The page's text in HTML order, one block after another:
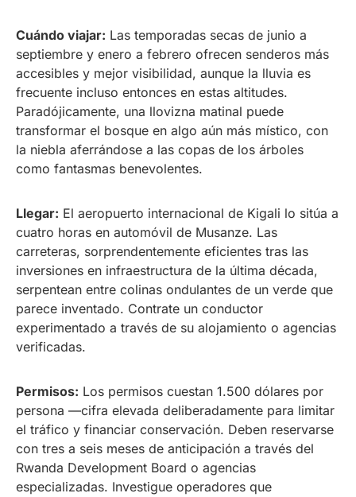
Cuándo viajar: Las temporadas secas de junio a
septiembre y enero a febrero ofrecen senderos más
accesibles y mejor visibilidad, aunque la lluvia es
frecuente incluso entonces en estas altitudes.
Paradójicamente, una llovizna matinal puede
transformar el bosque en algo aún más místico, con
la niebla aferrándose a las copas de los árboles
como fantasmas benevolentes.
Llegar: El aeropuerto internacional de Kigali lo sitúa a
cuatro horas en automóvil de Musanze. Las
carreteras, sorprendentemente eficientes tras las
inversiones en infraestructura de la última década,
serpentean entre colinas ondulantes de un verde que
parece inventado. Contrate un conductor
experimentado a través de su alojamiento o agencias
verificadas.
Permisos: Los permisos cuestan 1.500 dólares por
persona —cifra elevada deliberadamente para limitar
el tráfico y financiar conservación. Deben reservarse
con tres a seis meses de anticipación a través del
Rwanda Development Board o agencias
especializadas. Investigue operadores que